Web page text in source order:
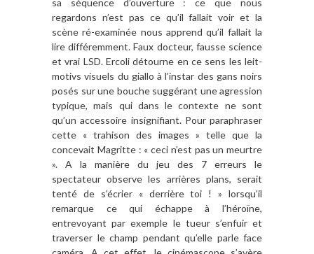
sa séquence d’ouverture : ce que nous
regardons n’est pas ce qu’il fallait voir et la
scène ré-examinée nous apprend qu’il fallait la
lire différemment. Faux docteur, fausse science
et vrai LSD. Ercoli détourne en ce sens les leit-
motivs visuels du giallo à l’instar des gans noirs
posés sur une bouche suggérant une agression
typique, mais qui dans le contexte ne sont
qu’un accessoire insignifiant. Pour paraphraser
cette « trahison des images » telle que la
concevait Magritte : « ceci n’est pas un meurtre
». A la manière du jeu des 7 erreurs le
spectateur observe les arrières plans, serait
tenté de s’écrier « derrière toi ! » lorsqu’il
remarque ce qui échappe à l’héroïne,
entrevoyant par exemple le tueur s’enfuir et
traverser le champ pendant qu’elle parle face